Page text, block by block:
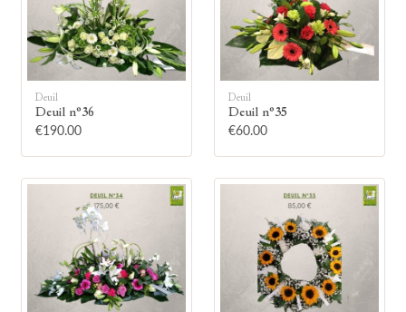
Allumez une bougie
Montrez votre soutien à la famille en
allumant symboliquement une bougie.
Votre prénom
Deuil
Deuil n°36
€190.00
Deuil
Deuil n°35
€60.00